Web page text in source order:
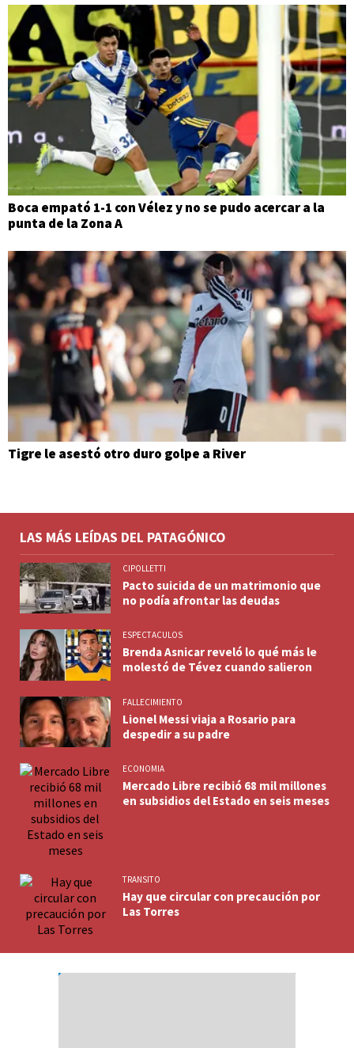
Boca empató 1-1 con Vélez y no se pudo acercar a la
punta de la Zona A
Tigre le asestó otro duro golpe a River
LAS MÁS LEÍDAS DEL PATAGÓNICO
CIPOLLETTI
Pacto suicida de un matrimonio que
no podía afrontar las deudas
ESPECTACULOS
Brenda Asnicar reveló lo qué más le
molestó de Tévez cuando salieron
FALLECIMIENTO
Lionel Messi viaja a Rosario para
despedir a su padre
ECONOMIA
Mercado Libre recibió 68 mil millones
en subsidios del Estado en seis meses
TRANSITO
Hay que circular con precaución por
Las Torres